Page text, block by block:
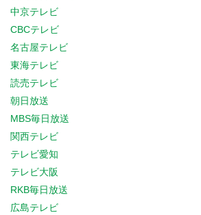
中京テレビ
CBCテレビ
名古屋テレビ
東海テレビ
読売テレビ
朝日放送
MBS毎日放送
関西テレビ
テレビ愛知
テレビ大阪
RKB毎日放送
広島テレビ